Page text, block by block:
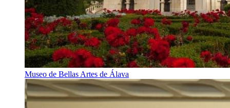
Museo de Bellas Artes de Álava